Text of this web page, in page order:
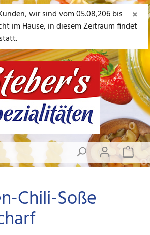
wir sind vom 05.08,206 bis
im Hause, in diesem Zeitraum findet
×
Chili-Soße